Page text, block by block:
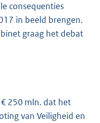
consequenties
in beeld brengen.
graag het debat
250 mln. dat het
van Veiligheid en